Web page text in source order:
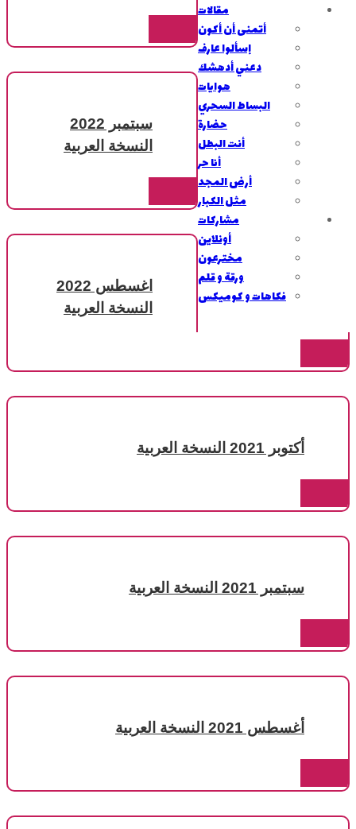
مقالات
أتمنى أن أكون
إسألوا عارف
دعني أدهشك
هوايات
البساط السحري
حضارة
أنت البطل
أنا حر
أرض المجد
مثل الكبار
مشاركات
أونلاين
مخترعون
ورقة و قلم
فكاهات و كوميكس
سبتمبر 2022
النسخة العربية
اغسطس 2022
النسخة العربية
أكتوبر 2021 النسخة العربية
سبتمبر 2021 النسخة العربية
أغسطس 2021 النسخة العربية